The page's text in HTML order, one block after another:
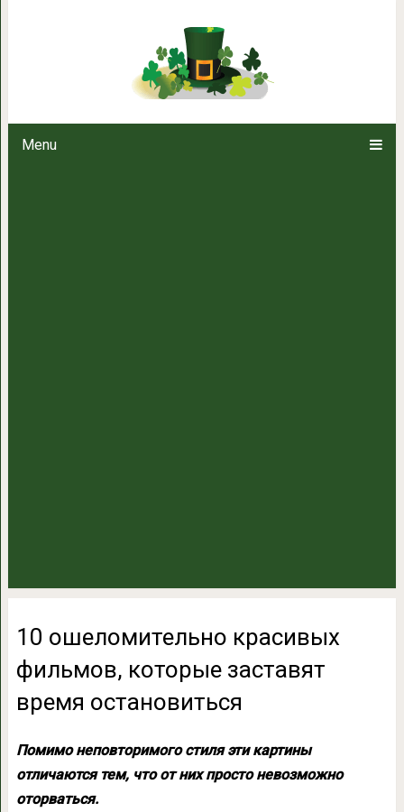
Menu
10 ошеломительно красивых
10 ошеломительно красивых
фильмов, которые заставят
время остановиться
Помимо неповторимого стиля эти картины
отличаются тем, что от них просто невозможно
оторваться.